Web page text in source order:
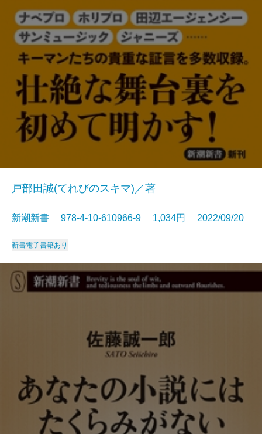
戸部田誠(てれびのスキマ)／著
新潮新書 978-4-10-610966-9 1,034円 2022/09/20
新書電子書籍あり